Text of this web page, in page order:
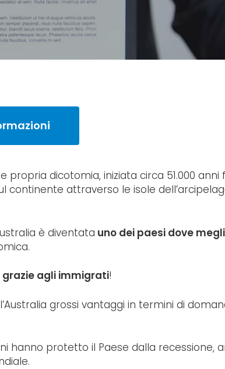
dicotomia, iniziata circa 51.000 anni
continente attraverso le isole
è diventata uno dei paesi dove
grazie agli immigrati!
grossi vantaggi in termini di
hanno protetto il Paese dalla recessione,